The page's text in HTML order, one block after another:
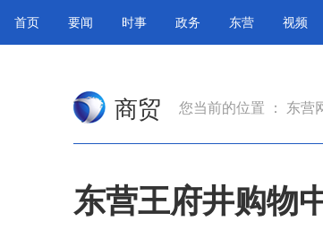
首页 要闻 时事 政务 东营 视频
商贸 您当前的位置 ： 东营
东营王府井购物